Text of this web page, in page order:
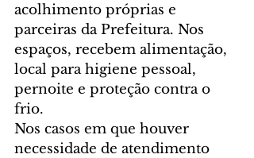
acolhimento próprias e
parceiras da Prefeitura. Nos
espaços, recebem alimentação,
local para higiene pessoal,
pernoite e proteção contra o
frio.
Nos casos em que houver
necessidade de atendimento